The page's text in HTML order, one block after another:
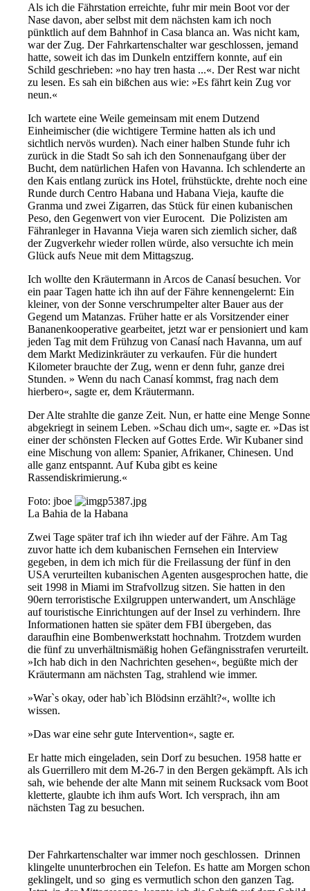
Als ich die Fährstation erreichte, fuhr mir mein Boot vor der
Nase davon, aber selbst mit dem nächsten kam ich noch
pünktlich auf dem Bahnhof in Casa blanca an. Was nicht kam,
war der Zug. Der Fahrkartenschalter war geschlossen, jemand
hatte, soweit ich das im Dunkeln entziffern konnte, auf ein
Schild geschrieben: »no hay tren hasta ...«. Der Rest war nicht
zu lesen. Es sah ein bißchen aus wie: »Es fährt kein Zug vor
neun.«
Ich wartete eine Weile gemeinsam mit enem Dutzend
Einheimischer (die wichtigere Termine hatten als ich und
sichtlich nervös wurden). Nach einer halben Stunde fuhr ich
zurück in die Stadt So sah ich den Sonnenaufgang über der
Bucht, dem natürlichen Hafen von Havanna. Ich schlenderte an
den Kais entlang zurück ins Hotel, frühstückte, drehte noch eine
Runde durch Centro Habana und Habana Vieja, kaufte die
Granma und zwei Zigarren, das Stück für einen kubanischen
Peso, den Gegenwert von vier Eurocent. Die Polizisten am
Fähranleger in Havanna Vieja waren sich ziemlich sicher, daß
der Zugverkehr wieder rollen würde, also versuchte ich mein
Glück aufs Neue mit dem Mittagszug.
Ich wollte den Kräutermann in Arcos de Canasí besuchen. Vor
ein paar Tagen hatte ich ihn auf der Fähre kennengelernt: Ein
kleiner, von der Sonne verschrumpelter alter Bauer aus der
Gegend um Matanzas. Früher hatte er als Vorsitzender einer
Bananenkooperative gearbeitet, jetzt war er pensioniert und kam
jeden Tag mit dem Frühzug von Canasí nach Havanna, um auf
dem Markt Medizinkräuter zu verkaufen. Für die hundert
Kilometer brauchte der Zug, wenn er denn fuhr, ganze drei
Stunden. » Wenn du nach Canasí kommst, frag nach dem
hierbero«, sagte er, dem Kräutermann.
Der Alte strahlte die ganze Zeit. Nun, er hatte eine Menge Sonne
abgekriegt in seinem Leben. »Schau dich um«, sagte er. »Das ist
einer der schönsten Flecken auf Gottes Erde. Wir Kubaner sind
eine Mischung von allem: Spanier, Afrikaner, Chinesen. Und
alle ganz entspannt. Auf Kuba gibt es keine
Rassendiskrimierung.«
Foto: jboe
La Bahia de la Habana
Zwei Tage später traf ich ihn wieder auf der Fähre. Am Tag
zuvor hatte ich dem kubanischen Fernsehen ein Interview
gegeben, in dem ich mich für die Freilassung der fünf in den
USA verurteilten kubanischen Agenten ausgesprochen hatte, die
seit 1998 in Miami im Strafvollzug sitzen. Sie hatten in den
90ern terroristische Exilgruppen unterwandert, um Anschläge
auf touristische Einrichtungen auf der Insel zu verhindern. Ihre
Informationen hatten sie später dem FBI übergeben, das
daraufhin eine Bombenwerkstatt hochnahm. Trotzdem wurden
die fünf zu unverhältnismäßig hohen Gefängnisstrafen verurteilt.
»Ich hab dich in den Nachrichten gesehen«, begüßte mich der
Kräutermann am nächsten Tag, strahlend wie immer.
»War`s okay, oder hab`ich Blödsinn erzählt?«, wollte ich
wissen.
»Das war eine sehr gute Intervention«, sagte er.
Er hatte mich eingeladen, sein Dorf zu besuchen. 1958 hatte er
als Guerrillero mit dem M-26-7 in den Bergen gekämpft. Als ich
sah, wie behende der alte Mann mit seinem Rucksack vom Boot
kletterte, glaubte ich ihm aufs Wort. Ich versprach, ihn am
nächsten Tag zu besuchen.
Der Fahrkartenschalter war immer noch geschlossen. Drinnen
klingelte ununterbrochen ein Telefon. Es hatte am Morgen schon
geklingelt, und so ging es vermutlich schon den ganzen Tag.